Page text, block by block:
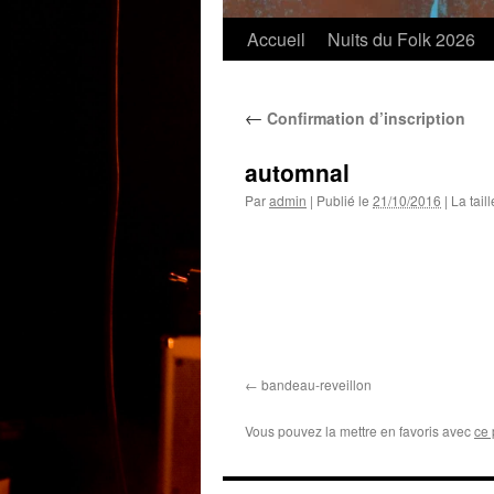
Accueil Nuits du Folk 2026
← Confirmation d’inscription
automnal
Paradmin | Publié le 21/10/2016 | La
bandeau-reveillon
Vous pouvez la mettre en favoris avecce